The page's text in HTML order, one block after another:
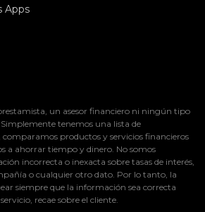
Apps
un asesor financiero ni ningún tipo
tenemos una lista de
comparamos productos y servicios financieros
a ahorrar tiempo y dinero. No somos
incorrecta o inexacta sobre tasas de interés,
o cualquier otro dato. Por lo tanto, la
siempre que la información sea correcta
recae sobre el cliente.